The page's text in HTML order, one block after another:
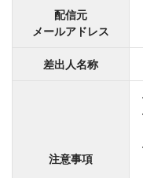
配信元
メールアドレス
差出人名称
注意事項